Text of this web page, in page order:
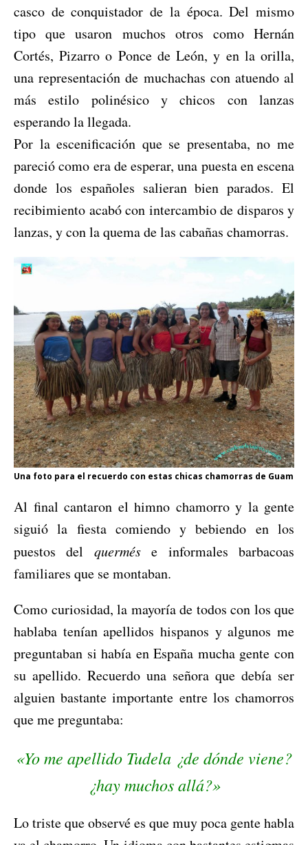
casco de conquistador de la época. Del mismo
tipo que usaron muchos otros como Hernán
Cortés, Pizarro o Ponce de León, y en la orilla,
una representación de muchachas con atuendo al
más estilo polinésico y chicos con lanzas
esperando la llegada.
Por la escenificación que se presentaba, no me
pareció como era de esperar, una puesta en escena
donde los españoles salieran bien parados. El
recibimiento acabó con intercambio de disparos y
lanzas, y con la quema de las cabañas chamorras.
Una foto para el recuerdo con estas chicas chamorras de Guam
Al final cantaron el himno chamorro y la gente
siguió la fiesta comiendo y bebiendo en los
puestos del quermése informales barbacoas
familiares que se montaban.
Como curiosidad, la mayoría de todos con los que
hablaba tenían apellidos hispanos y algunos me
preguntaban si había en España mucha gente con
su apellido. Recuerdo una señora que debía ser
alguien bastante importante entre los chamorros
que me preguntaba:
«Yo me apellido Tudela ¿de dónde viene?
¿hay muchos allá?»
Lo triste que observé es que muy poca gente habla